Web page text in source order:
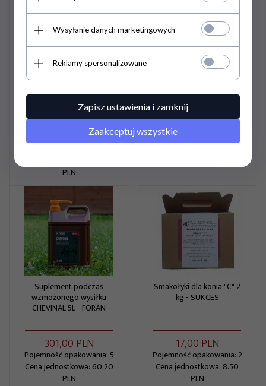
ABSORBINE Ultrashield
preparat na owady
946ml
145,00PLN
Pojemność opakowania:
PLN
Szampon usuwający
plamy STAIN REMOVING
500ml -
60,00PLN
Pojemność opakowania: 0.5
Cena jednostkowa: 120.00
Suplement podczas
wzmożonego wysiłku
CHEVINAL 5L - FORAN
301,00 PLN
Pojemność opakowania: 5
Cena jednostkowa: 60.20
PLN
Smakołyki dla konia "C" 2
kg - SUKCES
17,00 PLN
Pojemność opakowania: 2
Cena jednostkowa: 8.50
PLN
Wysyłanie danych marketingowych
Reklamy spersonalizowane
Zapisz ustawienia i zamknij
Zaakceptuj wszystkie